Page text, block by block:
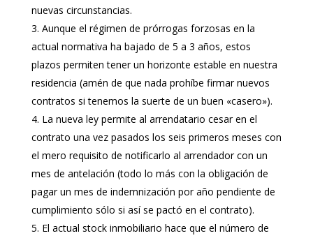
nuevas circunstancias.
Aunque el régimen de prórrogas forzosas en la
actual normativa ha bajado de 5 a 3 años, estos
plazos permiten tener un horizonte estable en nuestra
residencia (amén de que nada prohíbe firmar nuevos
contratos si tenemos la suerte de un buen «casero»).
La nueva ley permite al arrendatario cesar en el
contrato una vez pasados los seis primeros meses con
el mero requisito de notificarlo al arrendador con un
mes de antelación (todo lo más con la obligación de
pagar un mes de indemnización por año pendiente de
cumplimiento sólo si así se pactó en el contrato).
El actual stock inmobiliario hace que el número de